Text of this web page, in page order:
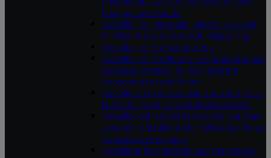
husdjurs välmående
Kristaller för Personlig Tillväxt: En Guide
till Vilka Kristaller Som Kan Hjälpa Dig
Kristaller för Stresshantering
Kristaller för Studenter: Hur Studenter kan
Använda Kristaller för att Förbättra
Koncentration och Minne
Kristaller i Yogapraxis: Hur man integrerar
kristaller i yoga och meditationsrutiner
Kristaller och Fullmåne Ritualer: Hur man
använder kristaller under fullmånen för att
förstärka deras energi
Kristallnät för Hemmet: Hur man skapar